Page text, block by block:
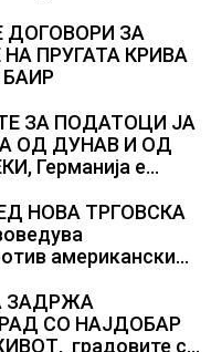
акутен гладЗА
ПРУГАТА КРИВА
ЗА ПОДАТОЦИ ЈА
ОД ДУНАВ И ОД
Германија е
за податоци
НОВА ТРГОВСКА
американски
ЗАДРЖА
СО НАЈДОБАР
градовите со